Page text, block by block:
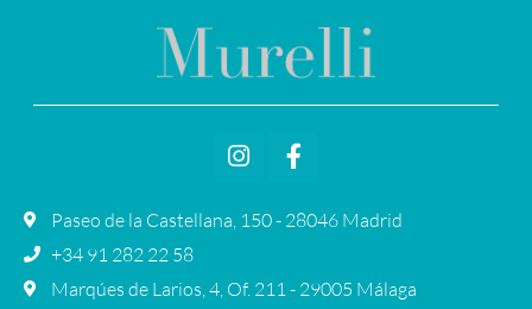
Paseo de la Castellana, 150 - 28046 Madrid
+34 91 282 22 58
Marqúes de Larios, 4, Of. 211 - 29005 Málaga